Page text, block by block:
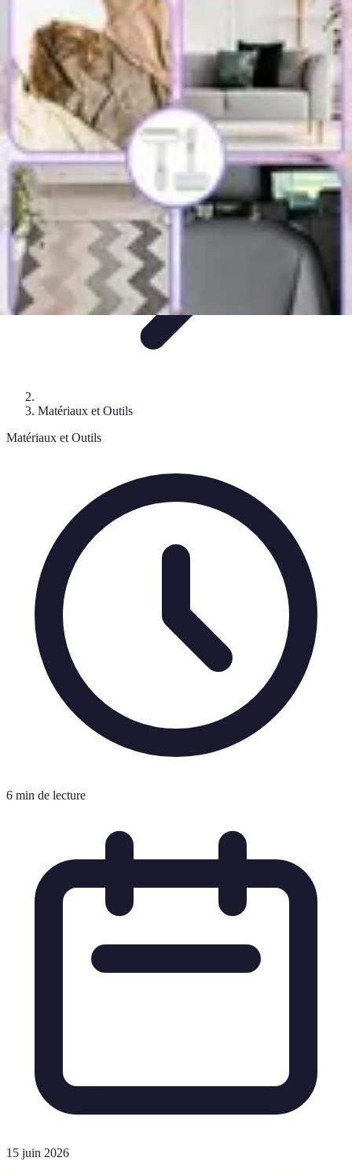
Restauration Meubles Anciens
Conseils et AstucesTechniques de Restauration
RestaurationTutorielsTendances
Restauration Meubles Anciens
Matériaux et Outils
Matériaux et Outils
6 min de lecture
15 juin 2026